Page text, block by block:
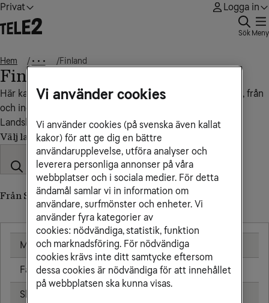
Privat Logga in
Sök Meny
Hem • • • Finland
Finland
Här kan du se vad det kostar att ringa, sms:a och surfa till, från
och inom Finland.
Landskod: +358
Välj land
Från Sverige till Finland (till utländskt nummer)
Mobil 2,66 kr/min
Fast telefon 2,66 kr/min
Skicka sms
Vi använder cookies
Vi använder cookies (på svenska även kallat
kakor) för att ge dig en bättre
användarupplevelse, utföra analyser och
leverera personliga annonser på våra
webbplatser och i sociala medier. För detta
ändamål samlar vi in information om
användare, surfmönster och enheter. Vi
använder fyra kategorier av
cookies: nödvändiga, statistik, funktion
och marknadsföring. För nödvändiga
cookies krävs inte ditt samtycke eftersom
dessa cookies är nödvändiga för att innehållet
på webbplatsen ska kunna visas.